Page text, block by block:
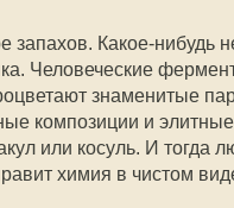
Какое-нибудь
Человеческие
знаменитые
композиции и
или косуль. И тогда
химия в чистом